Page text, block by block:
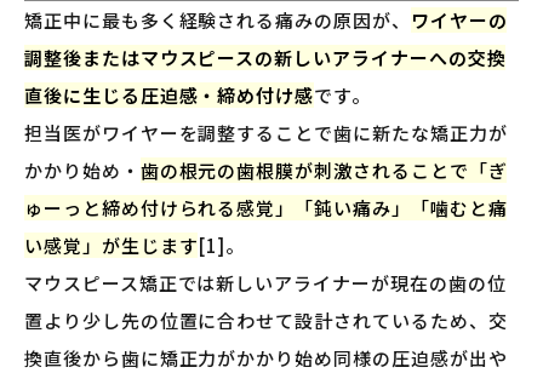
矯正中に最も多く経験される痛みの原因が、
ワイヤーの
調整後またはマウスピースの新しいアライナーへの交換
直後に生じる圧迫感・締め付け感です。
担当医がワイヤーを調整することで歯に新たな矯正力が
かかり始め・ 歯の根元の歯根膜が刺激されることで「ぎ
ゅーっと締め付けられる感覚」「鈍い痛み」「噛むと痛
い感覚」が生じます[1]。
マウスピース矯正では新しいアライナーが現在の歯の位
置より少し先の位置に合わせて設計されているため、交
換直後から歯に矯正力がかかり始め同様の圧迫感が出や